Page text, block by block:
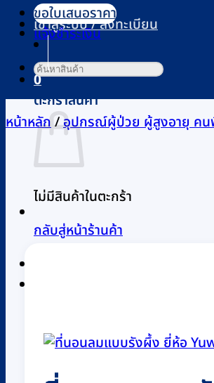
เข้าสู่ระบบ / ลงทะเบียน
0
ตะกร้าสินค้า
ไม่มีสินค้าในตะกร้า
กลับสู่หน้าร้านค้า
ขอใบเสนอราคา
แจ้งชำระเงิน
ค้นหา:
หน้าหลัก/อุปกรณ์ผู้ป่วย ผู้สูงอายุ คน